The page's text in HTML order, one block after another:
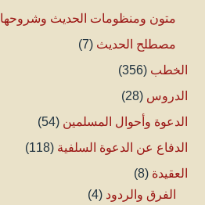
متون ومنظومات الحديث وشروحها
مصطلح الحديث (7)
الخطب (356)
الدروس (28)
الدعوة وأحوال المسلمين (54)
الدفاع عن الدعوة السلفية (118)
العقيدة (8)
الفرق والردود (4)